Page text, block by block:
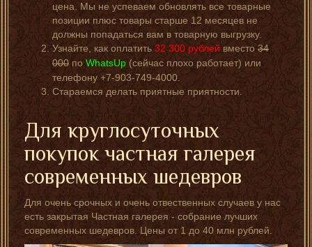
цена. Мы не успеваем обновлять все товарные
позиции плюс товары старше 12 месяцев не
должны попадаться вам в товарную выгрузку.
Узнайте, как оплатить32 300 рублейвместо34
000поWhatsUp (сейчас плохо работает) или
телефону +7-903-749-4000.
Стараемся делать приятные приятности.
Для круглосуточных
покупок частная галерея
современных шедевров
Для очень срочных и очень отвественных случаев у нас
есть закрытая Частная галерея - собрание лучших
современных шедевров. Цены от 1 до 40 млн рублей.